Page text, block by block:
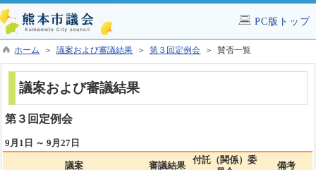
PC版トップ
ホーム ＞議案および審議結果 ＞第３回定例会 ＞ 賛否一覧
議案および審議結果
第３回定例会
9月1日 ～ 9月27日
議案 審議結果
付託（関係）委
備考